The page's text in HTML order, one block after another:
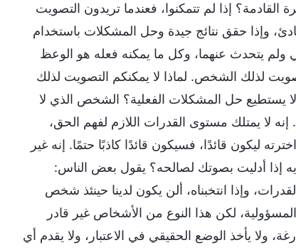
القادمة؟ إذا لم تتمكنوا، فعندما تريدون التصويت
وإذا حقق نتائج جيدة وحل المشكلات باستخدام
ولم يتحدث عنهما، وكل ما يمكنه فعله هو الوعظ
لذلك الشخص. لماذا لا يمكنكم التصويت لذلك
يستطيع حل المشكلات الفعلية؟ الشخص الذي لا
لا يمتلك مستوى القدرات اللازم لفهم الحق،
ليكون قائدًا، فسيكون قائدًا كاذبًا حتمًا. إنه غير
إذا أدليت بصوتك لصالحه؟ يقول بعض الناس:
وإذا انتخبناه، ألن يكون لدينا حينئذ شخص
لكن هذا النوع من الأشخاص غير قادر
ولا يأخذ الوضع الحقيقي في الاعتبار، ولا يقدم أي